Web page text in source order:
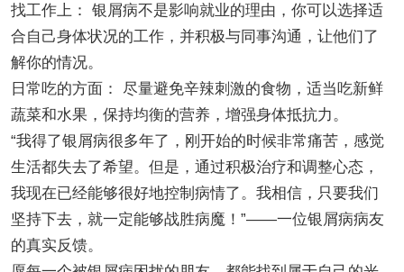
找工作上： 银屑病不是影响就业的理由，你可以选择适
合自己身体状况的工作，并积极与同事沟通，让他们了
解你的情况。
日常吃的方面： 尽量避免辛辣刺激的食物，适当吃新鲜
蔬菜和水果，保持均衡的营养，增强身体抵抗力。
“我得了银屑病很多年了，刚开始的时候非常痛苦，感觉
生活都失去了希望。但是，通过积极治疗和调整心态，
我现在已经能够很好地控制病情了。我相信，只要我们
坚持下去，就一定能够战胜病魔！”——一位银屑病病友
的真实反馈。